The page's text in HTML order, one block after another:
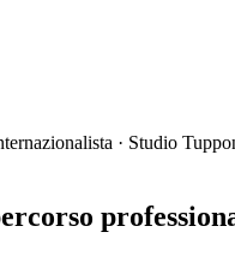
Amministrazione
· Studio